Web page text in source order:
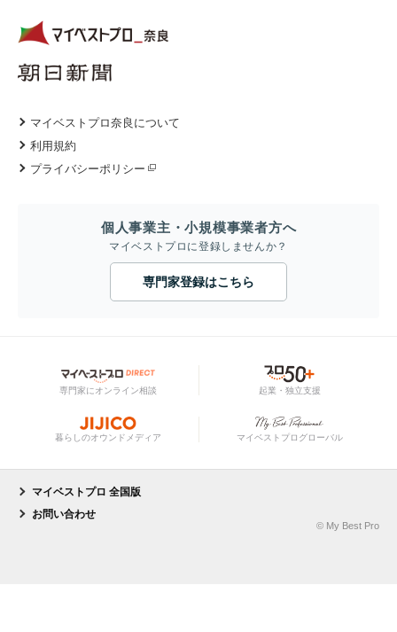
マイベストプロ奈良について
利用規約
プライバシーポリシー
個人事業主・小規模事業者方へ
マイベストプロに登録しませんか？
専門家登録はこちら
専門家にオンライン相談 起業・独立支援
暮らしのオウンドメディア マイベストプログローバル
マイベストプロ 全国版
お問い合わせ
© My Best Pro